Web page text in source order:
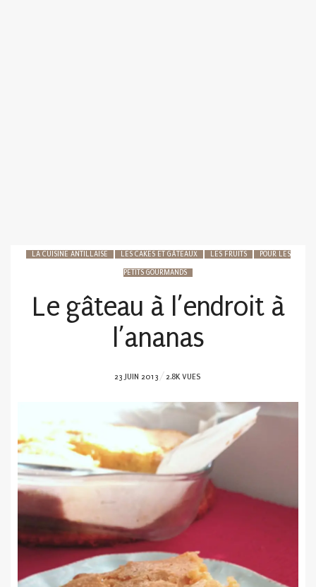
LA CUISINE ANTILLAISE LES CAKES ET GÂTEAUX LES FRUITS POUR LES
PETITS GOURMANDS
Le gâteau à l’endroit à
l’ananas
POSTED
23 JUIN 2013 2.8K VUES